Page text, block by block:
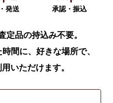
発送 承認・振込
定品の持込み不要。
間に、好きな場所で、
いただけます。